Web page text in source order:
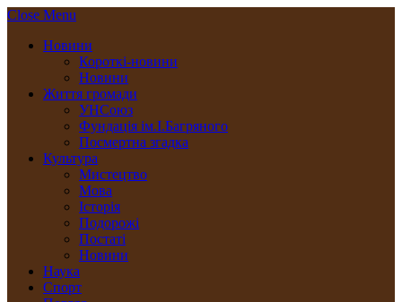
Close Menu
Новини
Короткі-новини
Новини
Життя громади
УНСоюз
Фундація ім.І.Багряного
Посмертна згадка
Культура
Мистецтво
Мова
Історія
Подорожі
Постаті
Новини
Наука
Спорт